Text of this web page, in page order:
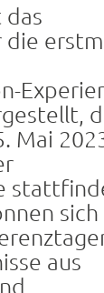
das
Mai
sich
aus